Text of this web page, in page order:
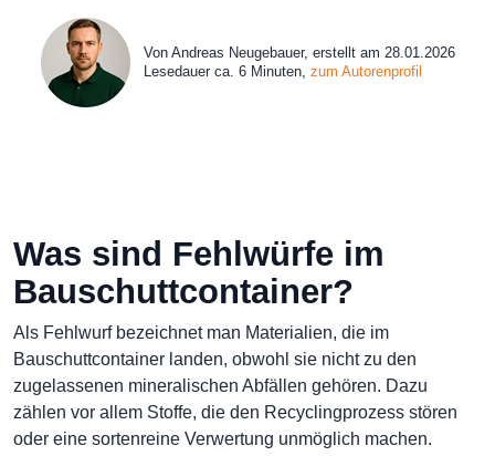
Von Andreas Neugebauer, erstellt am 28.01.2026
Lesedauer ca. 6 Minuten, zum Autorenprofil
Was sind Fehlwürfe im
Bauschuttcontainer?
Als Fehlwurf bezeichnet man Materialien, die im
Bauschuttcontainer landen, obwohl sie nicht zu den
zugelassenen mineralischen Abfällen gehören. Dazu
zählen vor allem Stoffe, die den Recyclingprozess stören
oder eine sortenreine Verwertung unmöglich machen.